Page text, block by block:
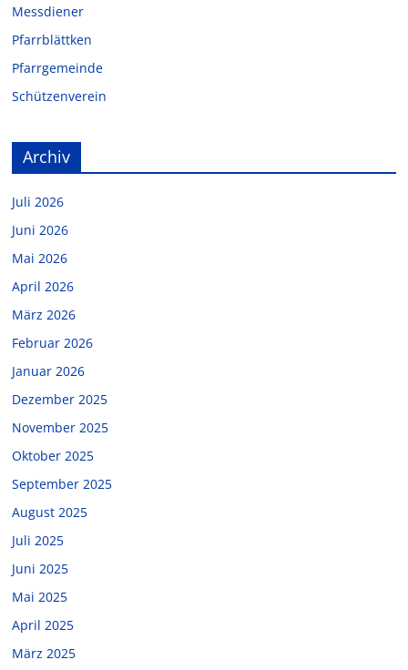
Messdiener
Pfarrblättken
Pfarrgemeinde
Schützenverein
Archiv
Juli 2026
Juni 2026
Mai 2026
April 2026
März 2026
Februar 2026
Januar 2026
Dezember 2025
November 2025
Oktober 2025
September 2025
August 2025
Juli 2025
Juni 2025
Mai 2025
April 2025
März 2025